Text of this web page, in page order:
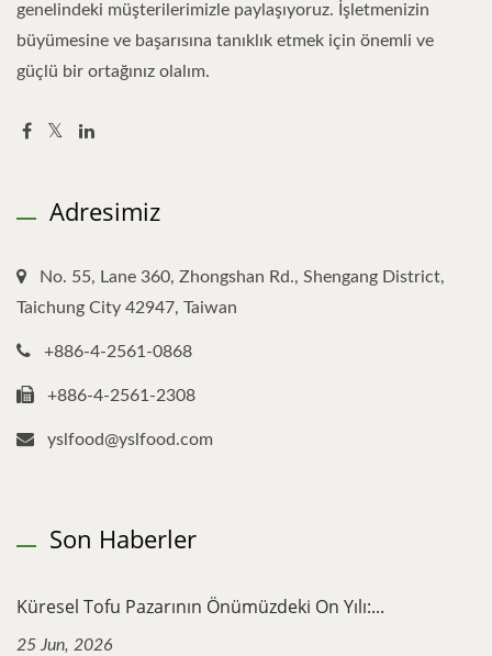
genelindeki müşterilerimizle paylaşıyoruz. İşletmenizin
büyümesine ve başarısına tanıklık etmek için önemli ve
güçlü bir ortağınız olalım.
Adresimiz
No. 55, Lane 360, Zhongshan Rd., Shengang District,
Taichung City 42947, Taiwan
+886-4-2561-0868
+886-4-2561-2308
yslfood@yslfood.com
Son Haberler
Küresel Tofu Pazarının Önümüzdeki On Yılı:...
25 Jun, 2026